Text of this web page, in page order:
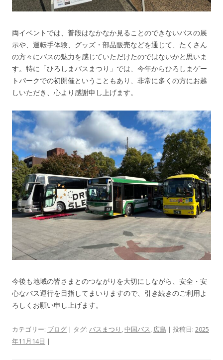
両イベントでは、普段はなかなか見ることのできないバスの展
示や、運転手体験、グッズ・部品販売などを通じて、たくさん
の方々にバスの魅力を感じていただけたのではないかと思いま
す。特に「ひろしまバスまつり」では、今年からひろしまゲー
トパークでの初開催ということもあり、非常に多くの方にお越
しいただき、心より感謝申し上げます。
今後も地域の皆さまとのつながりを大切にしながら、安全・安
心なバス運行を目指してまいりますので、引き続きのご利用よ
ろしくお願い申し上げます。
カテゴリー: ブログ | タグ: バスまつり ,中国バス, 広島 | 投稿日: 2025
年11月14日 |